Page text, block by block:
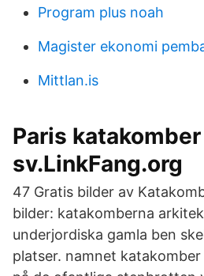
Program plus noah
Magister ekonomi
Mittlan.is
Paris
sv.LinkFang.org
47 Gratis bilder av
bilder: katakomberna
underjordiska gamla ben
platser. namnet